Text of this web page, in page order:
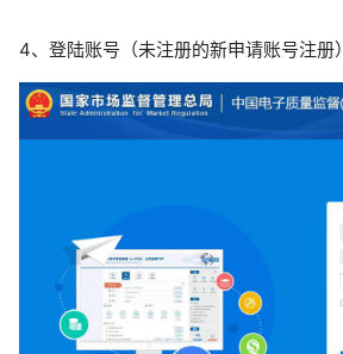
4、登陆账号（未注册的新申请账号注册）